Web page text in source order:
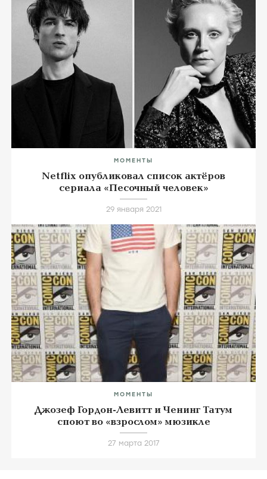
МОМЕНТЫ
Netflix опубликовал список актёров
сериала «Песочный человек»
29 января 2021
МОМЕНТЫ
Джозеф Гордон-Левитт и Ченинг Татум
споют во «взрослом» мюзикле
27 марта 2017